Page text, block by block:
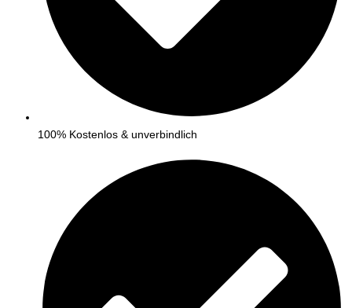
100% Kostenlos & unverbindlich